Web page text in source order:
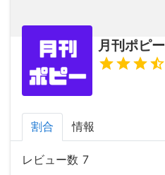
月刊ポピー
割合 情報
レビュー数 7